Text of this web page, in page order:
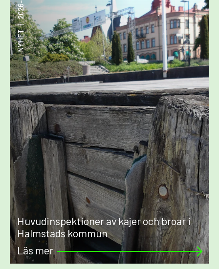
NYHET
|
Huvudinspektioner av kajer och broar i
Halmstads kommun
Läs mer